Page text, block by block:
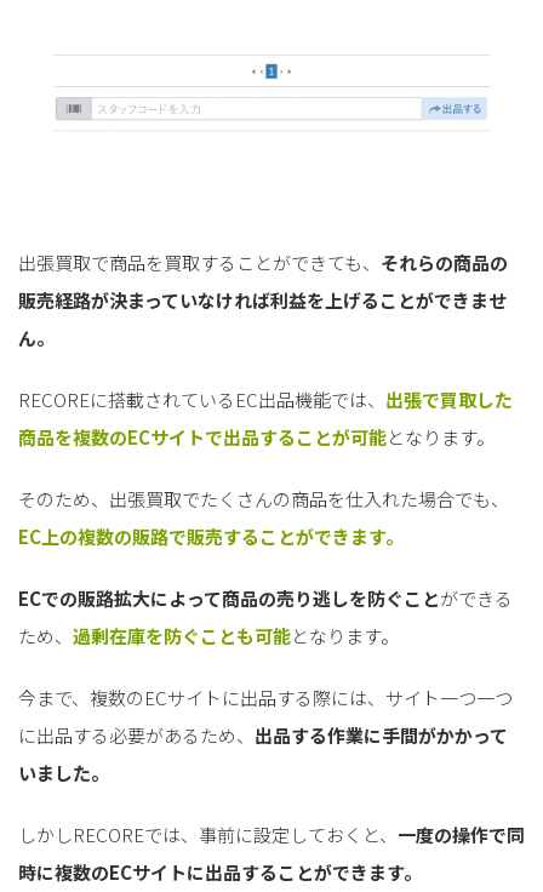
出張買取で商品を買取することができても、 それらの商品の
販売経路が決まっていなければ利益を上げることができませ
ん。
RECOREに搭載されているEC出品機能では、 出張で買取した
商品を複数のECサイトで出品することが可能となります。
そのため、出張買取でたくさんの商品を仕入れた場合でも、
EC上の複数の販路で販売することができます。
ECでの販路拡大によって商品の売り逃しを防ぐことができる
ため、 過剰在庫を防ぐことも可能となります。
今まで、複数のECサイトに出品する際には、サイト一つ一つ
に出品する必要があるため、 出品する作業に手間がかかって
いました。
しかしRECOREでは、事前に設定しておくと、 一度の操作で同
時に複数のECサイトに出品することができます。